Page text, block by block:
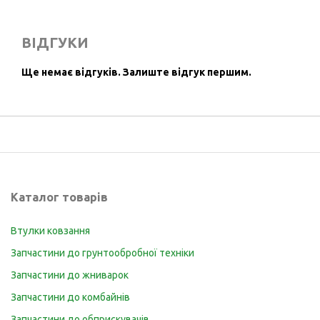
ВІДГУКИ
Ще немає відгуків. Залиште відгук першим.
Каталог товарів
Втулки ковзання
Запчастини до грунтообробної техніки
Запчастини до жниварок
Запчастини до комбайнів